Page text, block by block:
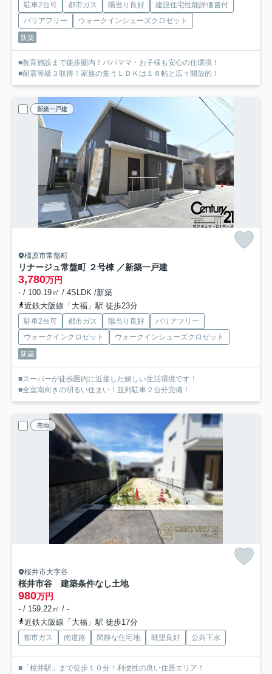
駐車2台可 都市ガス 陽当り良好
建設住宅性能評価書付
バリアフリー
ウォークインシューズクロゼット
新築
■教育施設まで徒歩圏内！パパママ・お子様も安心の住環境！
■耐震等級３取得！家族の集うＬＤＫは１８帖と広々開放的！
新築一戸建
橿原市常盤町
リナージュ常盤町 ２号棟 ／新築一戸建
3,780万円
- / 100.19㎡ / 4SLDK /新築
近鉄大阪線「大福」駅 徒歩23分
駐車2台可 都市ガス 陽当り良好
バリアフリー
ウォークインクロゼット
ウォークインシューズクロゼット
新築
■スーパーが徒歩圏内に近接した嬉しい生活環境です！
■全室南向きの明るい住まい！並列駐車２台分完備！
売地
桜井市大字谷
桜井市谷 建築条件なし土地
980万円
- / 159.22㎡ / -
近鉄大阪線「大福」駅 徒歩17分
都市ガス 南道路 閑静な住宅地 眺望良好 公共下水
■「桜井駅」まで徒歩１０分！利便性の良い住居エリア！